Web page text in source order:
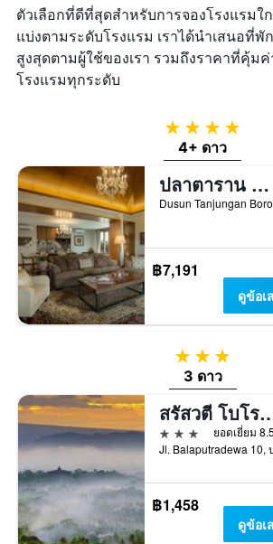
ตัวเลือกที่ดีที่สุดสำหรับการจองโรงแรมใ
แบ่งตามระดับโรงแรม เราได้นำเสนอที่
สูงสุดตามผู้ใช้ของเรา รวมถึงราคาที่คุ้ม
โรงแรมทุกระดับ
4 ดาว
4+ ดาว
ปลาตาราน โบโรบูดูร์ รีสอร์ทแอนด์สปา
฿7,191
ดูข้อเ
3 ดาว
3 ดาว
สรัสวตี
3 ดาว
ยอดเยี่ยม 8.5
฿1,458
ดูข้อเ